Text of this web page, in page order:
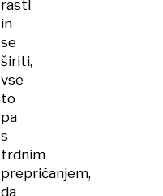
rasti
in
se
širiti,
vse
to
pa
s
trdnim
prepričanjem,
da